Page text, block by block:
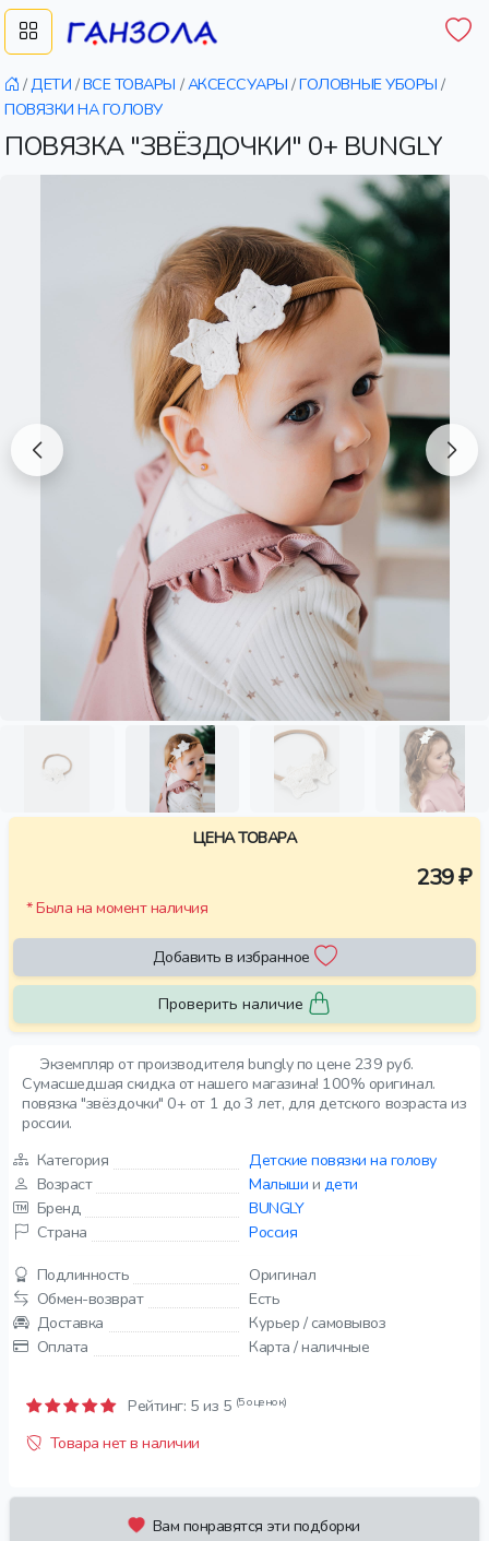
/ДЕТИ /ВСЕ ТОВАРЫ /АКСЕССУАРЫ /ГОЛОВНЫЕ УБОРЫ /
ПОВЯЗКИ НА ГОЛОВУ
ПОВЯЗКА "ЗВЁЗДОЧКИ" 0+ BUNGLY
Экземпляр от производителя bungly по цене 239 руб.
Сумасшедшая скидка от нашего магазина! 100% оригинал.
повязка "звёздочки" 0+ от 1 до 3 лет, для детского возраста из
россии.
Категория
Детские повязки на голову
Возраст
Малыши и дети
Бренд
BUNGLY
Страна
Россия
Подлинность
Оригинал
Обмен-возврат
Есть
Доставка
Курьер / самовывоз
Оплата
Карта / наличные
Рейтинг: 5 из 5 (5 оценок)
Товара нет в наличии
Вам понравятся эти подборки
ЦЕНА ТОВАРА
239 ₽
* Была на момент наличия
Добавить в избранное
Проверить наличие